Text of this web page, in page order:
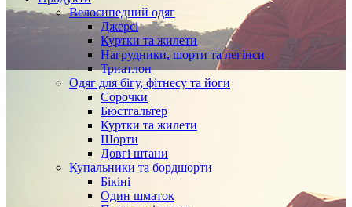
Велосипедний одяг
Джерсі
Куртки та жилети
Нагрудники, шорти та легінси
Триатлон
Одяг для бігу, фітнесу та йоги
Сорочки
Бюстгальтер
Куртки та жилети
Шорти
Довгі штани
Купальники та бордшорти
Бікіні
Один шматок